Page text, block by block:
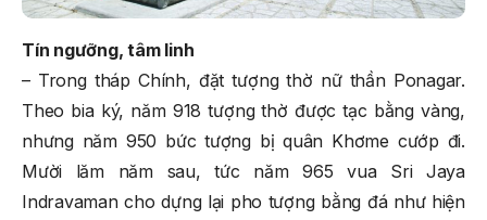
Tín ngưỡng, tâm linh
– Trong tháp Chính, đặt tượng thờ nữ thần Ponagar.
Theo bia ký, năm 918 tượng thờ được tạc bằng vàng,
nhưng năm 950 bức tượng bị quân Khơme cướp đi.
Mười lăm năm sau, tức năm 965 vua Sri Jaya
Indravaman cho dựng lại pho tượng bằng đá như hiện